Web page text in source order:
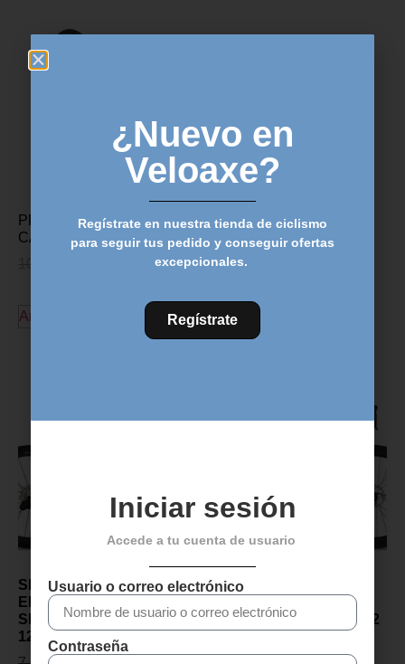
PROTECCION PARA
CALAS LOOK
Añadir al carrito
SENSA GIULIA GT – RAW
EDITION – 2027 –
SHIMANO ULTEGRA DI2
12v – PRISM AURORA
SENSA GIULIA GT –
PROJECT Z – 2027 –
SHIMANO ULTEGRA DI2
¿Nuevo en
Veloaxe?
Regístrate en nuestra tienda de ciclismo
para seguir tus pedido y conseguir ofertas
excepcionales.
Regístrate
Iniciar sesión
Accede a tu cuenta de usuario
Usuario o correo electrónico
Contraseña